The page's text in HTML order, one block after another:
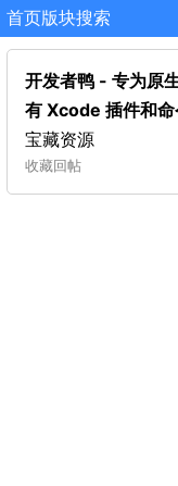
首页版块搜索
开发者鸭 - 专为原
有 Xcode 插件和
宝藏资源
收藏回帖